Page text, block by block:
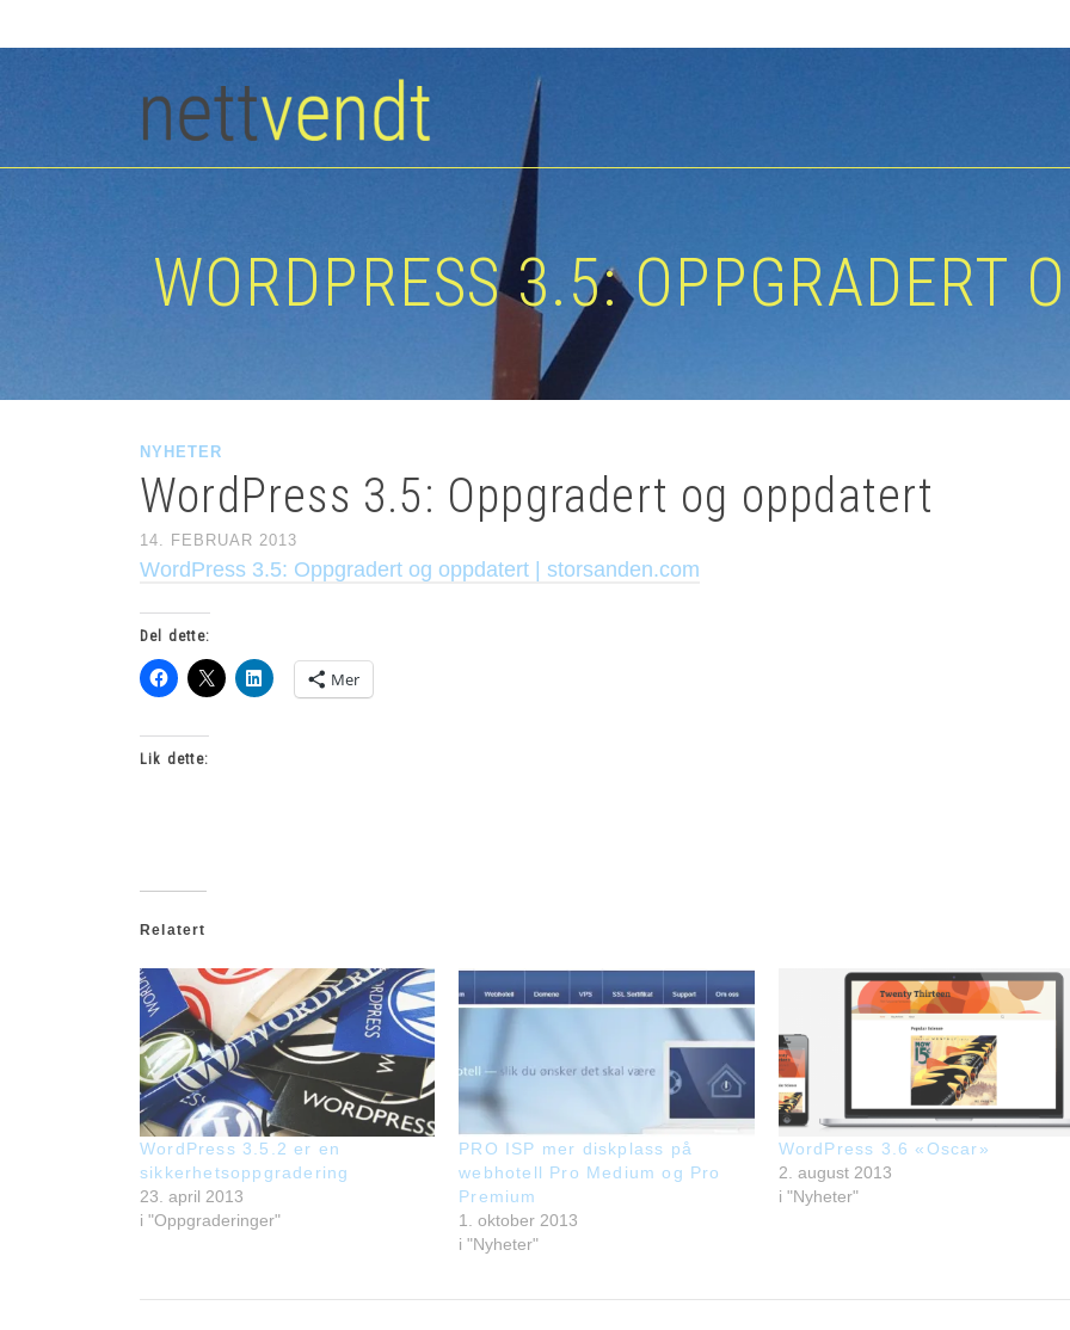
WORDPRESS 3.5: OPPGRADERT
NYHETER
WordPress 3.5: Oppgradert og oppdatert
14. FEBRUAR 2013
WordPress 3.5: Oppgradert og oppdatert | storsanden.com
Del dette:
Mer
Lik dette:
Relatert
WordPress 3.5.2 er en
sikkerhetsoppgradering
23. april 2013
i "Oppgraderinger"
PRO ISP mer diskplass på
webhotell Pro Medium og Pro
Premium
1. oktober 2013
i "Nyheter"
WordPress 3.6 «Oscar»
2. august 2013
i "Nyheter"